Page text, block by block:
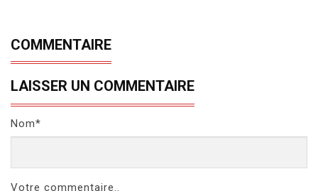
COMMENTAIRE
LAISSER UN COMMENTAIRE
Nom*
Votre commentaire..